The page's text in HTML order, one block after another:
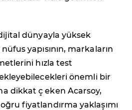
dünyayla yüksek
yapısının, markaların
hızla test
önemli bir
dikkat ç eken Acarsoy,
fiyatlandırma yaklaşımı